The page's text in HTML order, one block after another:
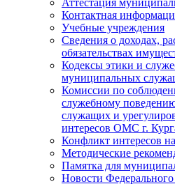
Аттестация
Контактная
Учебные учреждения
Сведения о доходах,
обязательствах
Кодексы этики и
муниципальных
Комиссии по
служебному
служащих и
интересов ОМС г.
Конфликт интересов
Методические
Памятка для
Новости